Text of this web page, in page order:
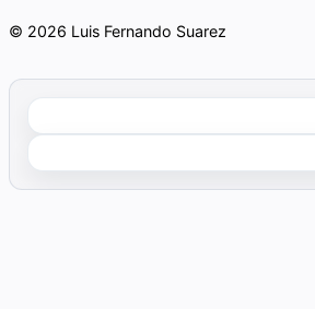
© 2026 Luis Fernando Suarez